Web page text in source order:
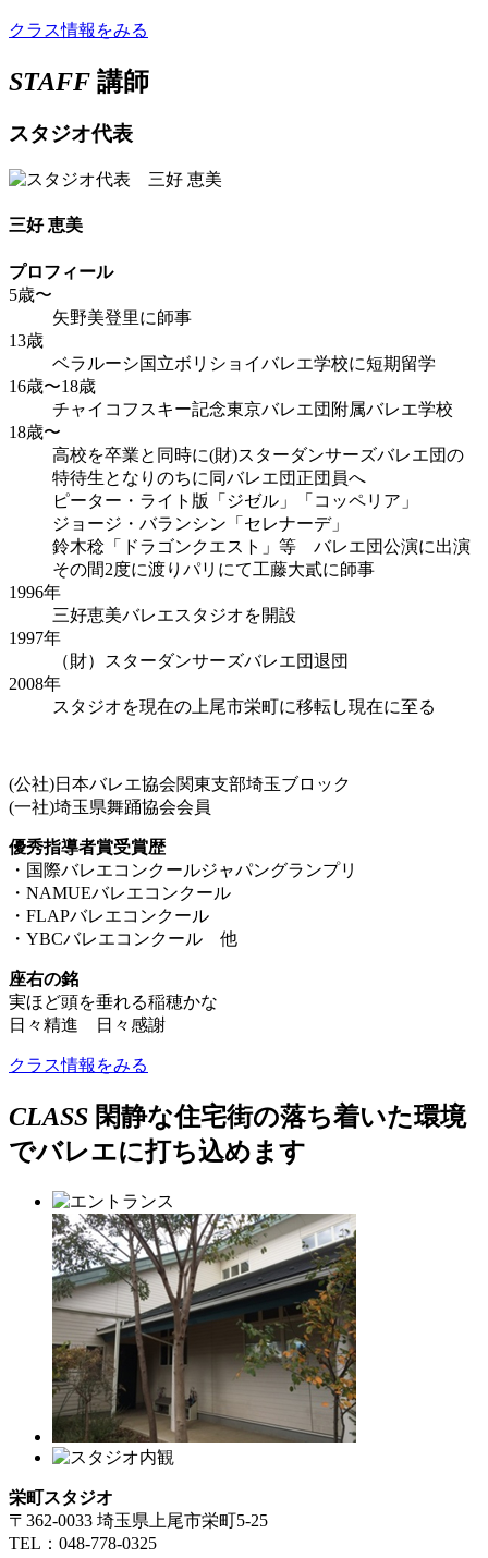
クラス情報をみる
STAFF 講師
スタジオ代表
三好 恵美
プロフィール
5歳〜
矢野美登里に師事
13歳
ベラルーシ国立ボリショイバレエ学校に短期留学
16歳〜18歳
チャイコフスキー記念東京バレエ団附属バレエ学校
18歳〜
高校を卒業と同時に(財)スターダンサーズバレエ団の
特待生となりのちに同バレエ団正団員へ
ピーター・ライト版「ジゼル」「コッペリア」
ジョージ・バランシン「セレナーデ」
鈴木稔「ドラゴンクエスト」等 バレエ団公演に出演
その間2度に渡りパリにて工藤大貳に師事
1996年
三好恵美バレエスタジオを開設
1997年
（財）スターダンサーズバレエ団退団
2008年
スタジオを現在の上尾市栄町に移転し現在に至る
(公社)日本バレエ協会関東支部埼玉ブロック
(一社)埼玉県舞踊協会会員
優秀指導者賞受賞歴
・国際バレエコンクールジャパングランプリ
・NAMUEバレエコンクール
・FLAPバレエコンクール
・YBCバレエコンクール 他
座右の銘
実ほど頭を垂れる稲穂かな
日々精進 日々感謝
クラス情報をみる
CLASS 閑静な住宅街の落ち着いた環境
でバレエに打ち込めます
栄町スタジオ
〒362-0033 埼玉県上尾市栄町5-25
TEL：048-778-0325